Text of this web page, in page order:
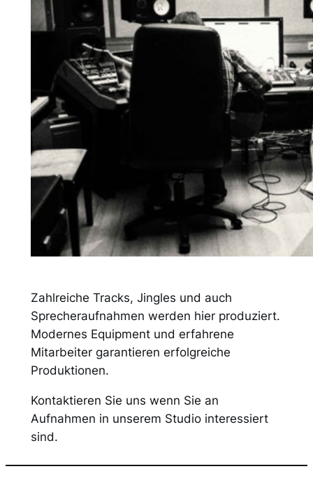
Zahlreiche Tracks, Jingles und auch
Sprecheraufnahmen werden hier produziert.
Modernes Equipment und erfahrene
Mitarbeiter garantieren erfolgreiche
Produktionen.
Kontaktieren Sie uns wenn Sie an
Aufnahmen in unserem Studio interessiert
sind.